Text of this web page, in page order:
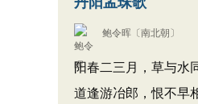
鲍令晖 〔南北朝〕
阳春二三月，草与水
道逢游冶郎，恨不早